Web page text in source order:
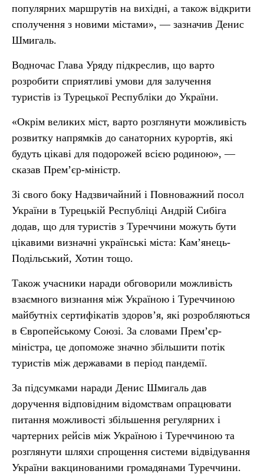
популярних маршрутів на вихідні, а також відкрити
сполучення з новими містами», — зазначив Денис
Шмигаль.
Водночас Глава Уряду підкреслив, що варто
розробити сприятливі умови для залучення
туристів із Турецької Республіки до України.
«Окрім великих міст, варто розглянути можливість
розвитку напрямків до санаторних курортів, які
будуть цікаві для подорожей всією родиною», —
сказав Прем’єр-міністр.
Зі свого боку Надзвичайний і Повноважний посол
України в Турецькій Республіці Андрій Сибіга
додав, що для туристів з Туреччини можуть бути
цікавими визначні українські міста: Кам’янець-
Подільський, Хотин тощо.
Також учасники наради обговорили можливість
взаємного визнання між Україною і Туреччиною
майбутніх сертифікатів здоров’я, які розробляються
в Європейському Союзі. За словами Прем’єр-
міністра, це допоможе значно збільшити потік
туристів між державами в період пандемії.
За підсумками наради Денис Шмигаль дав
доручення відповідним відомствам опрацювати
питання можливості збільшення регулярних і
чартерних рейсів між Україною і Туреччиною та
розглянути шляхи спрощення системи відвідування
України вакцинованими громадянами Туреччини.